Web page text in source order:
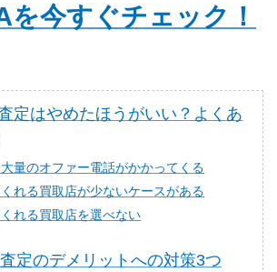
を今すぐチェック！
定はやめたほうがいい？よくあ
量のオファー電話がかかってくる
れる買取店が少ないケースがある
れる買取店を選べない
定のデメリットへの対策3つ